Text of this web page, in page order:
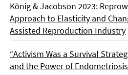
König & Jacobson 2023:
Approach to Elasticity and
Assisted Reproduction Industry
“Activism Was a Survival
and the Power of